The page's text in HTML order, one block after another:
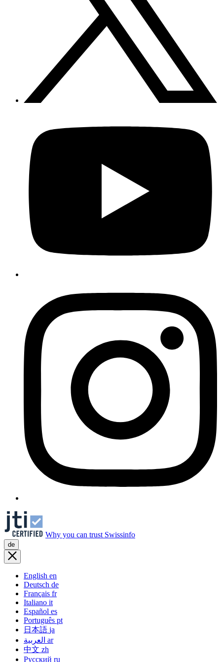
Why you can trust Swissinfo
de
English en
Deutsch de
Français fr
Italiano it
Español es
Português pt
日本語 ja
ar
中文 zh
Русский ru